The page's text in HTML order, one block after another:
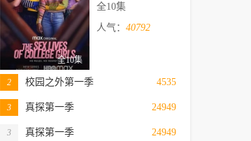
全10集
全10集
人气：40792
2 校园之外第一季 4535
3 真探第一季 24949
3 真探第一季 24949